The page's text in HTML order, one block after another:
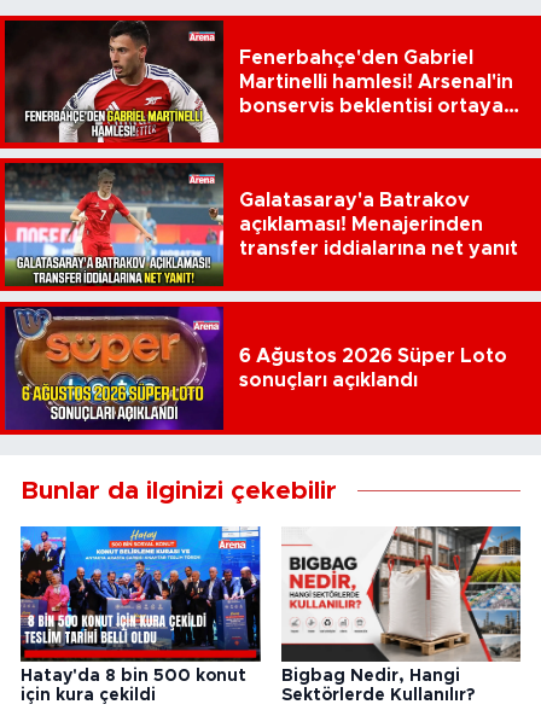
Fenerbahçe'den Gabriel
Martinelli hamlesi! Arsenal'in
bonservis beklentisi ortaya
Galatasaray'a Batrakov
açıklaması! Menajerinden
transfer iddialarına net yanıt
6 Ağustos 2026 Süper Loto
sonuçları açıklandı
Bunlar da ilginizi çekebilir
Hatay'da 8 bin 500 konut
için kura çekildi
Bigbag Nedir, Hangi
Sektörlerde Kullanılır?